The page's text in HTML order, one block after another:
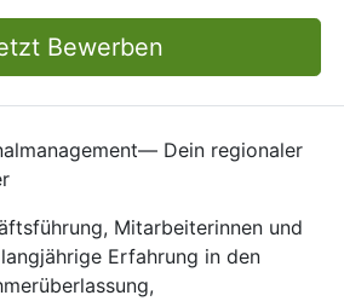
Bewerben
Dein regionaler
Mitarbeiterinnen und
Erfahrung in den